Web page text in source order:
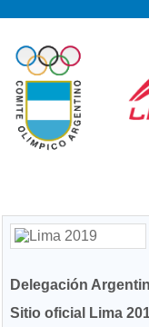
Delegación
Sitio oficial Lima